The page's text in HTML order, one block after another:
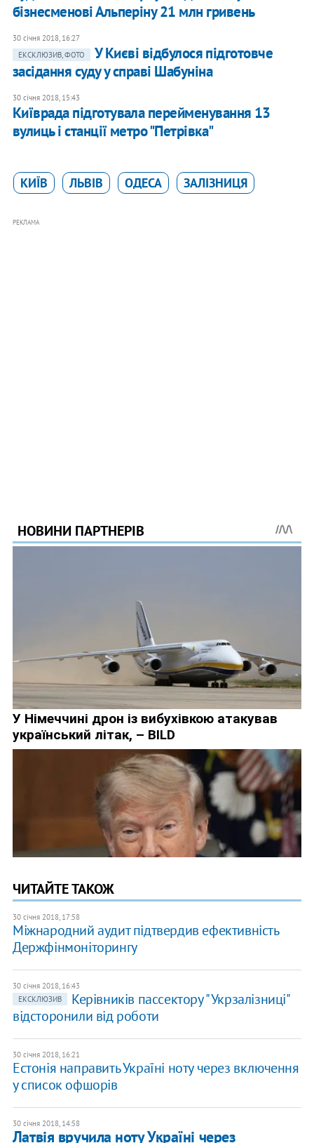
бізнесменові Альперіну 21 млн гривень
30 січня 2018, 16:27
ЕКСКЛЮЗИВ, ФОТО
У Києві відбулося підготовче
засідання суду у справі Шабуніна
30 січня 2018, 15:43
Київрада підготувала перейменування 13
вулиць і станції метро "Петрівка"
КИЇВ ЛЬВІВ ОДЕСА ЗАЛІЗНИЦЯ
РЕКЛАМА
ЧИТАЙТЕ ТАКОЖ
30 січня 2018, 17:58
Міжнародний аудит підтвердив ефективність
Держфінмоніторингу
30 січня 2018, 16:43
ЕКСКЛЮЗИВ
Керівників пассектору "Укрзалізниці"
відсторонили від роботи
30 січня 2018, 16:21
Естонія направить Україні ноту через включення
у список офшорів
30 січня 2018, 14:58
Латвія вручила ноту Україні через